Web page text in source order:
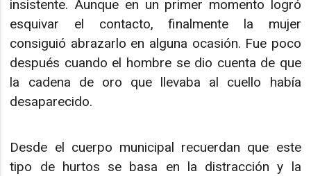
insistente. Aunque en un primer momento logró
esquivar el contacto, finalmente la mujer
consiguió abrazarlo en alguna ocasión. Fue poco
después cuando el hombre se dio cuenta de que
la cadena de oro que llevaba al cuello había
desaparecido.
Desde el cuerpo municipal recuerdan que este
tipo de hurtos se basa en la distracción y la